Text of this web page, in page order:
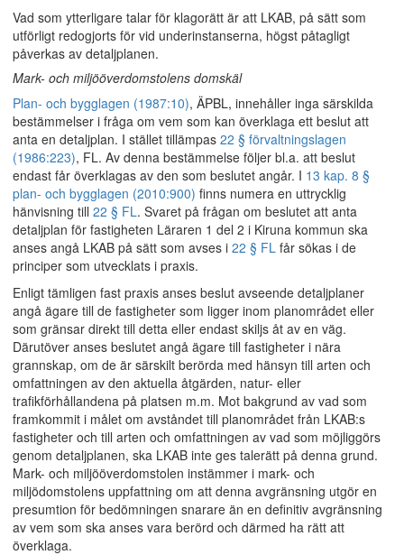
Vad som ytterligare talar för klagorätt är att LKAB, på sätt som
utförligt redogjorts för vid underinstanserna, högst påtagligt
påverkas av detaljplanen.
Mark- och miljööverdomstolens domskäl
Plan- och bygglagen (1987:10), ÄPBL, innehåller inga särskilda
bestämmelser i fråga om vem som kan överklaga ett beslut att
anta en detaljplan. I stället tillämpas 22 § förvaltningslagen
(1986:223), FL. Av denna bestämmelse följer bl.a. att beslut
endast får överklagas av den som beslutet angår. I 13 kap. 8 §
plan- och bygglagen (2010:900) finns numera en uttrycklig
hänvisning till 22 § FL. Svaret på frågan om beslutet att anta
detaljplan för fastigheten Läraren 1 del 2 i Kiruna kommun ska
anses angå LKAB på sätt som avses i 22 § FL får sökas i de
principer som utvecklats i praxis.
Enligt tämligen fast praxis anses beslut avseende detaljplaner
angå ägare till de fastigheter som ligger inom planområdet eller
som gränsar direkt till detta eller endast skiljs åt av en väg.
Därutöver anses beslutet angå ägare till fastigheter i nära
grannskap, om de är särskilt berörda med hänsyn till arten och
omfattningen av den aktuella åtgärden, natur- eller
trafikförhållandena på platsen m.m. Mot bakgrund av vad som
framkommit i målet om avståndet till planområdet från LKAB:s
fastigheter och till arten och omfattningen av vad som möjliggörs
genom detaljplanen, ska LKAB inte ges talerätt på denna grund.
Mark- och miljööverdomstolen instämmer i mark- och
miljödomstolens uppfattning om att denna avgränsning utgör en
presumtion för bedömningen snarare än en definitiv avgränsning
av vem som ska anses vara berörd och därmed ha rätt att
överklaga.